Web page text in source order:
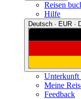
Reisen
Hilfe
Deutsch · EUR ·
Unterkunft
Meine
Feedback